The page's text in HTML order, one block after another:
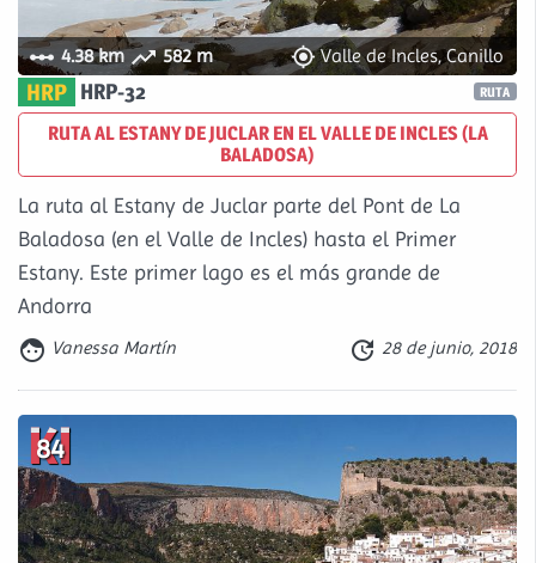
 4.38 km  582 m Valle de Incles, Canillo
HRP HRP-32 RUTA
RUTA AL ESTANY DE JUCLAR EN EL VALLE DE INCLES (LA
BALADOSA)
La ruta al Estany de Juclar parte del Pont de La
Baladosa (en el Valle de Incles) hasta el Primer
Estany. Este primer lago es el más grande de
Andorra
 Vanessa Martín  28 de junio, 2018
84